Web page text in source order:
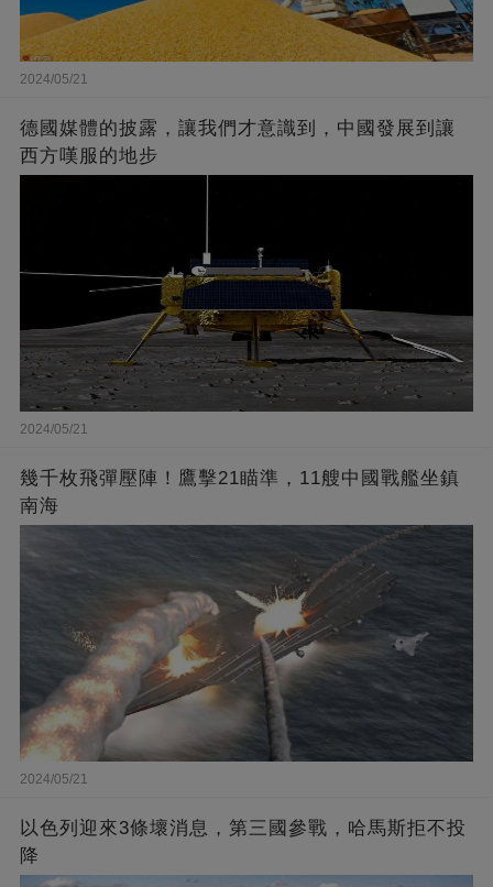
2024/05/21
德國媒體的披露，讓我們才意識到，中國發展到讓
西方嘆服的地步
2024/05/21
幾千枚飛彈壓陣！鷹擊21瞄準，11艘中國戰艦坐鎮
南海
2024/05/21
以色列迎來3條壞消息，第三國參戰，哈馬斯拒不投
降